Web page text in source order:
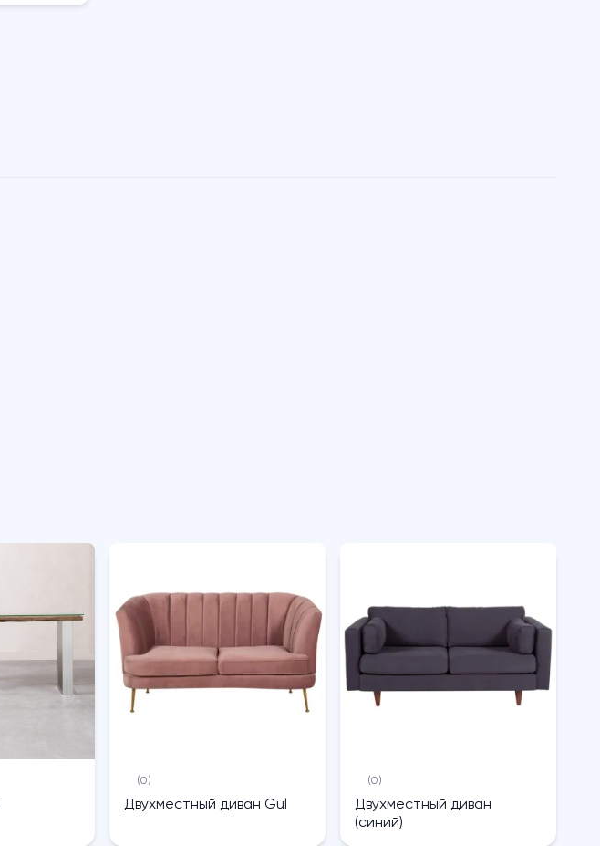
(0)
Двухместный диван Gul
(0)
Двухместный диван
(синий)